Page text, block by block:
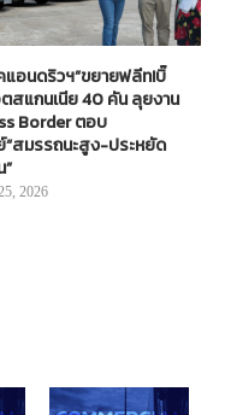
แอนดริวฯ”ขยายฟลีท!บิ๊
สแกนเนีย 40 คัน ลุยงาน
Border ตอบ
“สมรรถนะสูง-ประหยัด
”
2026